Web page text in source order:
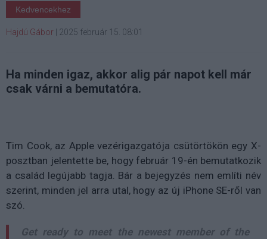
Kedvencekhez
Hajdú Gábor 2025 február 15. 08:01
Ha minden igaz, akkor alig pár napot kell már
csak várni a bemutatóra.
Tim Cook, az Apple vezérigazgatója csütörtökön egy X-
posztban jelentette be, hogy február 19-én bemutatkozik
a család legújabb tagja. Bár a bejegyzés nem említi név
szerint, minden jel arra utal, hogy az új iPhone SE-ről van
szó.
Get ready to meet the newest member of the